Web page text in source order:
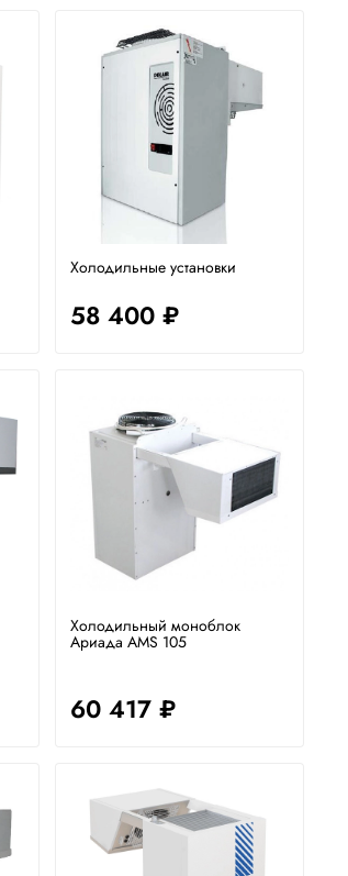
Холодильные установки
58 400 ₽
Холодильный моноблок
Ариада AMS 105
60 417 ₽